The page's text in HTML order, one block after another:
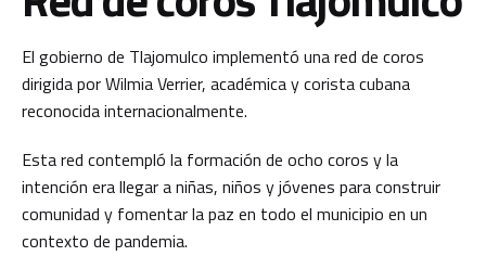
El gobierno de Tlajomulco implementó una red de coros
dirigida por Wilmia Verrier, académica y corista cubana
reconocida internacionalmente.
Esta red contempló la formación de ocho coros y la
intención era llegar a niñas, niños y jóvenes para construir
comunidad y fomentar la paz en todo el municipio en un
contexto de pandemia.